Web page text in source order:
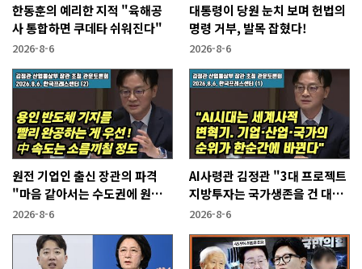
한동훈의 예리한 지적 "육해공
사 통합하면 쿠데타 쉬워진다"
2026-8-6
대통령이 당원 눈치 보며 헌법의
명령 거부, 발목 잡혔다!
2026-8-6
원전 기업인 출신 장관의 파격
"마음 같아서는 수도권에 원전
짓고싶다"
2026-8-6
AI사령관 김정관 "3대 프로젝트
지방투자는 국가생존을 건 대전
략"
2026-8-6